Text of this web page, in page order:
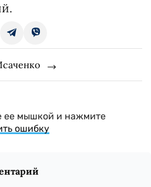
ее мышкой и нажмите
ошибку